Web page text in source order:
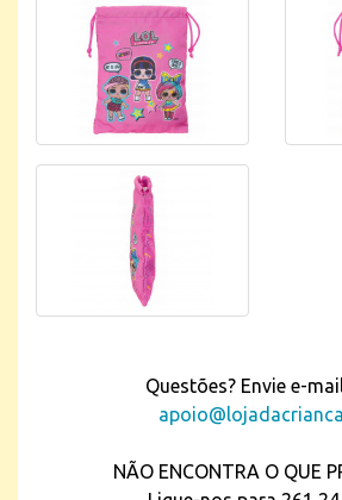
Questões? Envie e-
NÃO ENCONTRA O QUE